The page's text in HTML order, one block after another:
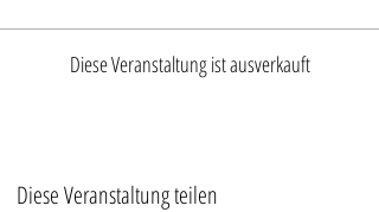
Diese Veranstaltung ist ausverkauft
Diese Veranstaltung teilen